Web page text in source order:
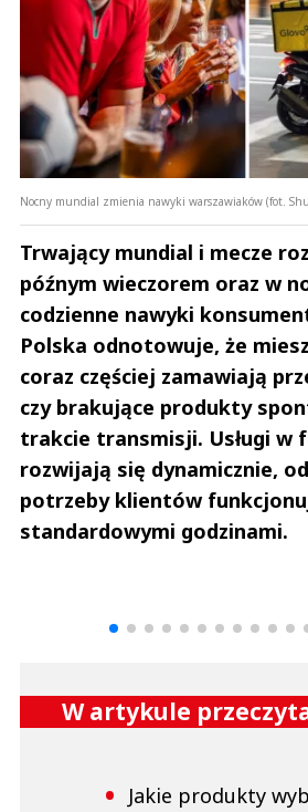
Nocny mundial zmienia nawyki warszawiaków (fot.
Trwający mundial i mecze
późnym wieczorem oraz w
codzienne nawyki
Polska odnotowuje, że
coraz częściej zamawiają
czy brakujące produkty
trakcie transmisji. Usługi w
rozwijają się dynamicznie,
potrzeby klientów
standardowymi godzinami.
W artykule
Jakie produkty